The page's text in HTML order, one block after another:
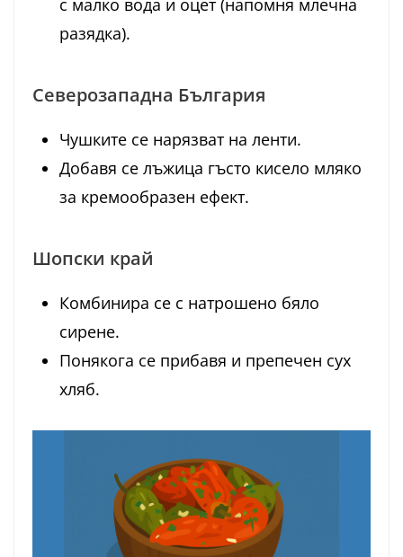
разядка).
Северозападна България
Чушките се нарязват на ленти.
Добавя се лъжица гъсто кисело мляко
за кремообразен ефект.
Шопски край
Комбинира се с натрошено бяло
сирене.
Понякога се прибавя и препечен сух
хляб.